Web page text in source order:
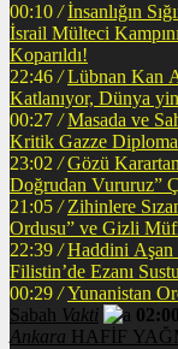
00:10 / İnsanlığın
İsrail Mülteci
Koparıldı!
22:46 / Lübnan Kan
Katlanıyor, Dünya
00:27 / Masada ve
Kritik Gazze
23:02 / Gözü
Doğrudan Vururuz”
21:05 / Zihinlere
Ordusu” ve Gizli
22:39 / Haddini Aşan
Filistin’de Ezanı
00:29 / Yunanistan
Sabah Vakti
02:00
Ankara HAFİF